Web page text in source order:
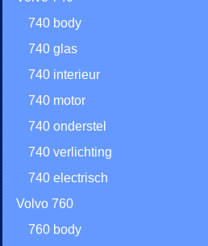
740 body
740 glas
740 interieur
740 motor
740 onderstel
740 verlichting
740 electrisch
Volvo 760
760 body